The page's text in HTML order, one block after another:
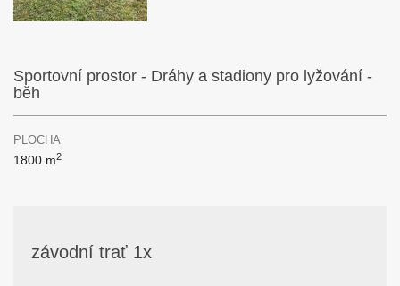
Sportovní prostor - Dráhy a stadiony pro lyžování -
běh
PLOCHA
1800 m2
závodní trať 1x